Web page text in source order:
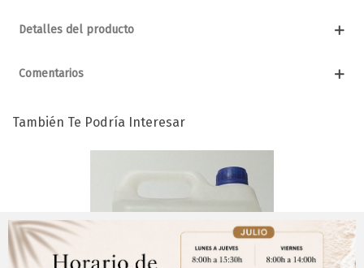
Detalles del producto
Comentarios
También Te Podría Interesar